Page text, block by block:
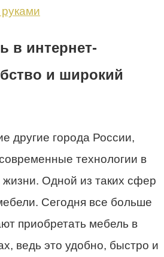
в интернет-
и широкий
другие города России,
технологии в
Одной из таких сфер
Сегодня все больше
приобретать мебель в
ведь это удобно, быстро и